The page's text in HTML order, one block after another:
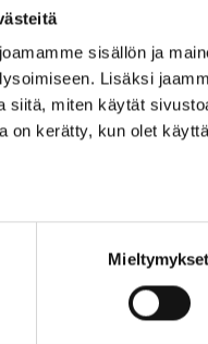
sisällön ja
Lisäksi
siitä, miten käytät
on kerätty, kun olet
Mieltymykset